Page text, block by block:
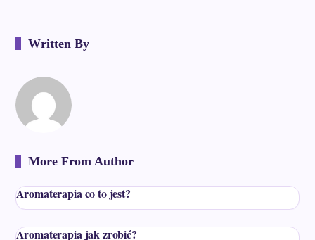
Written By
More From Author
Aromaterapia co to jest?
Aromaterapia jak zrobić?